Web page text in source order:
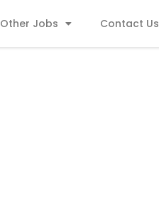
Other Jobs Contact Us